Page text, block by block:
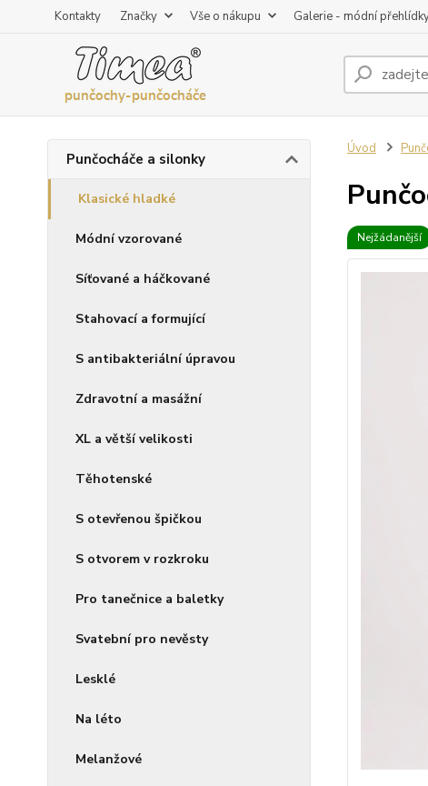
Kontakty Značky Vše o nákupu Galerie - módní
Punčocháče a silonky
Klasické hladké
Módní vzorované
Síťované a háčkované
Stahovací a formující
S antibakteriální úpravou
Zdravotní a masážní
XL a větší velikosti
Těhotenské
S otevřenou špičkou
S otvorem v rozkroku
Pro tanečnice a baletky
Svatební pro nevěsty
Lesklé
Na léto
Melanžové
Úvod
Nejžádanější